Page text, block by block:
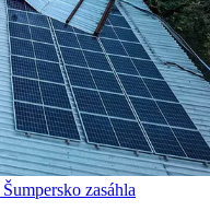
zasáhla